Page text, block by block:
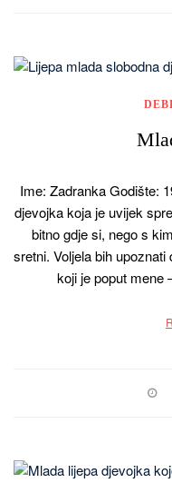
Ime: Zadranka Godište:
djevojka koja je uvijek
bitno gdje si, nego s
sretni. Voljela bih
koji je poput mene